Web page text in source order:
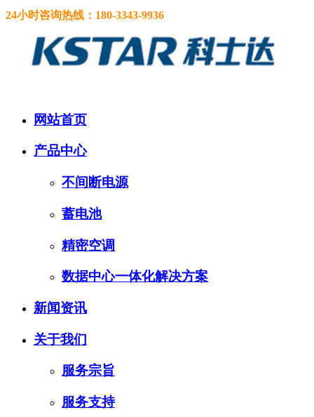
24小时咨询热线： 180-3343-9936
网站首页
产品中心
不间断电源
蓄电池
精密空调
数据中心一体化解决方案
新闻资讯
关于我们
服务宗旨
服务支持